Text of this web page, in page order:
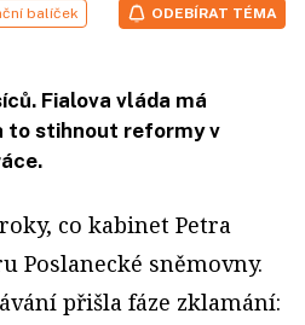
balíček ODEBÍRAT TÉMA
Fialova vláda má
to stihnout reformy v
co kabinet Petra
Poslanecké sněmovny.
přišla fáze zklamání: